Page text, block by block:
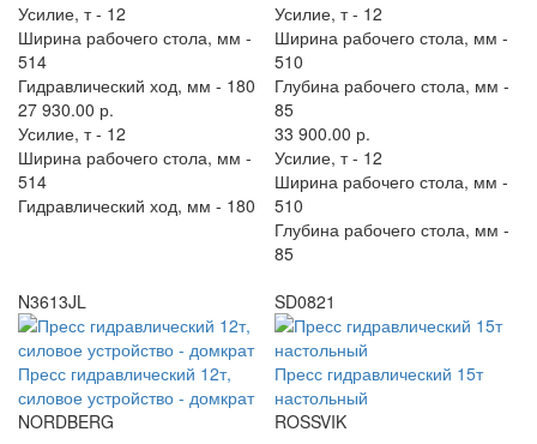
Усилие, т - 12
Ширина рабочего стола, мм -
514
Гидравлический ход, мм - 180
27 930.00 р.
Усилие, т - 12
Ширина рабочего стола, мм -
514
Гидравлический ход, мм - 180
Усилие, т - 12
Ширина рабочего стола, мм -
510
Глубина рабочего стола, мм -
85
33 900.00 р.
Усилие, т - 12
Ширина рабочего стола, мм -
510
Глубина рабочего стола, мм -
85
N3613JL
Пресс гидравлический 12т,
силовое устройство - домкрат
NORDBERG
SD0821
Пресс гидравлический 15т
настольный
ROSSVIK